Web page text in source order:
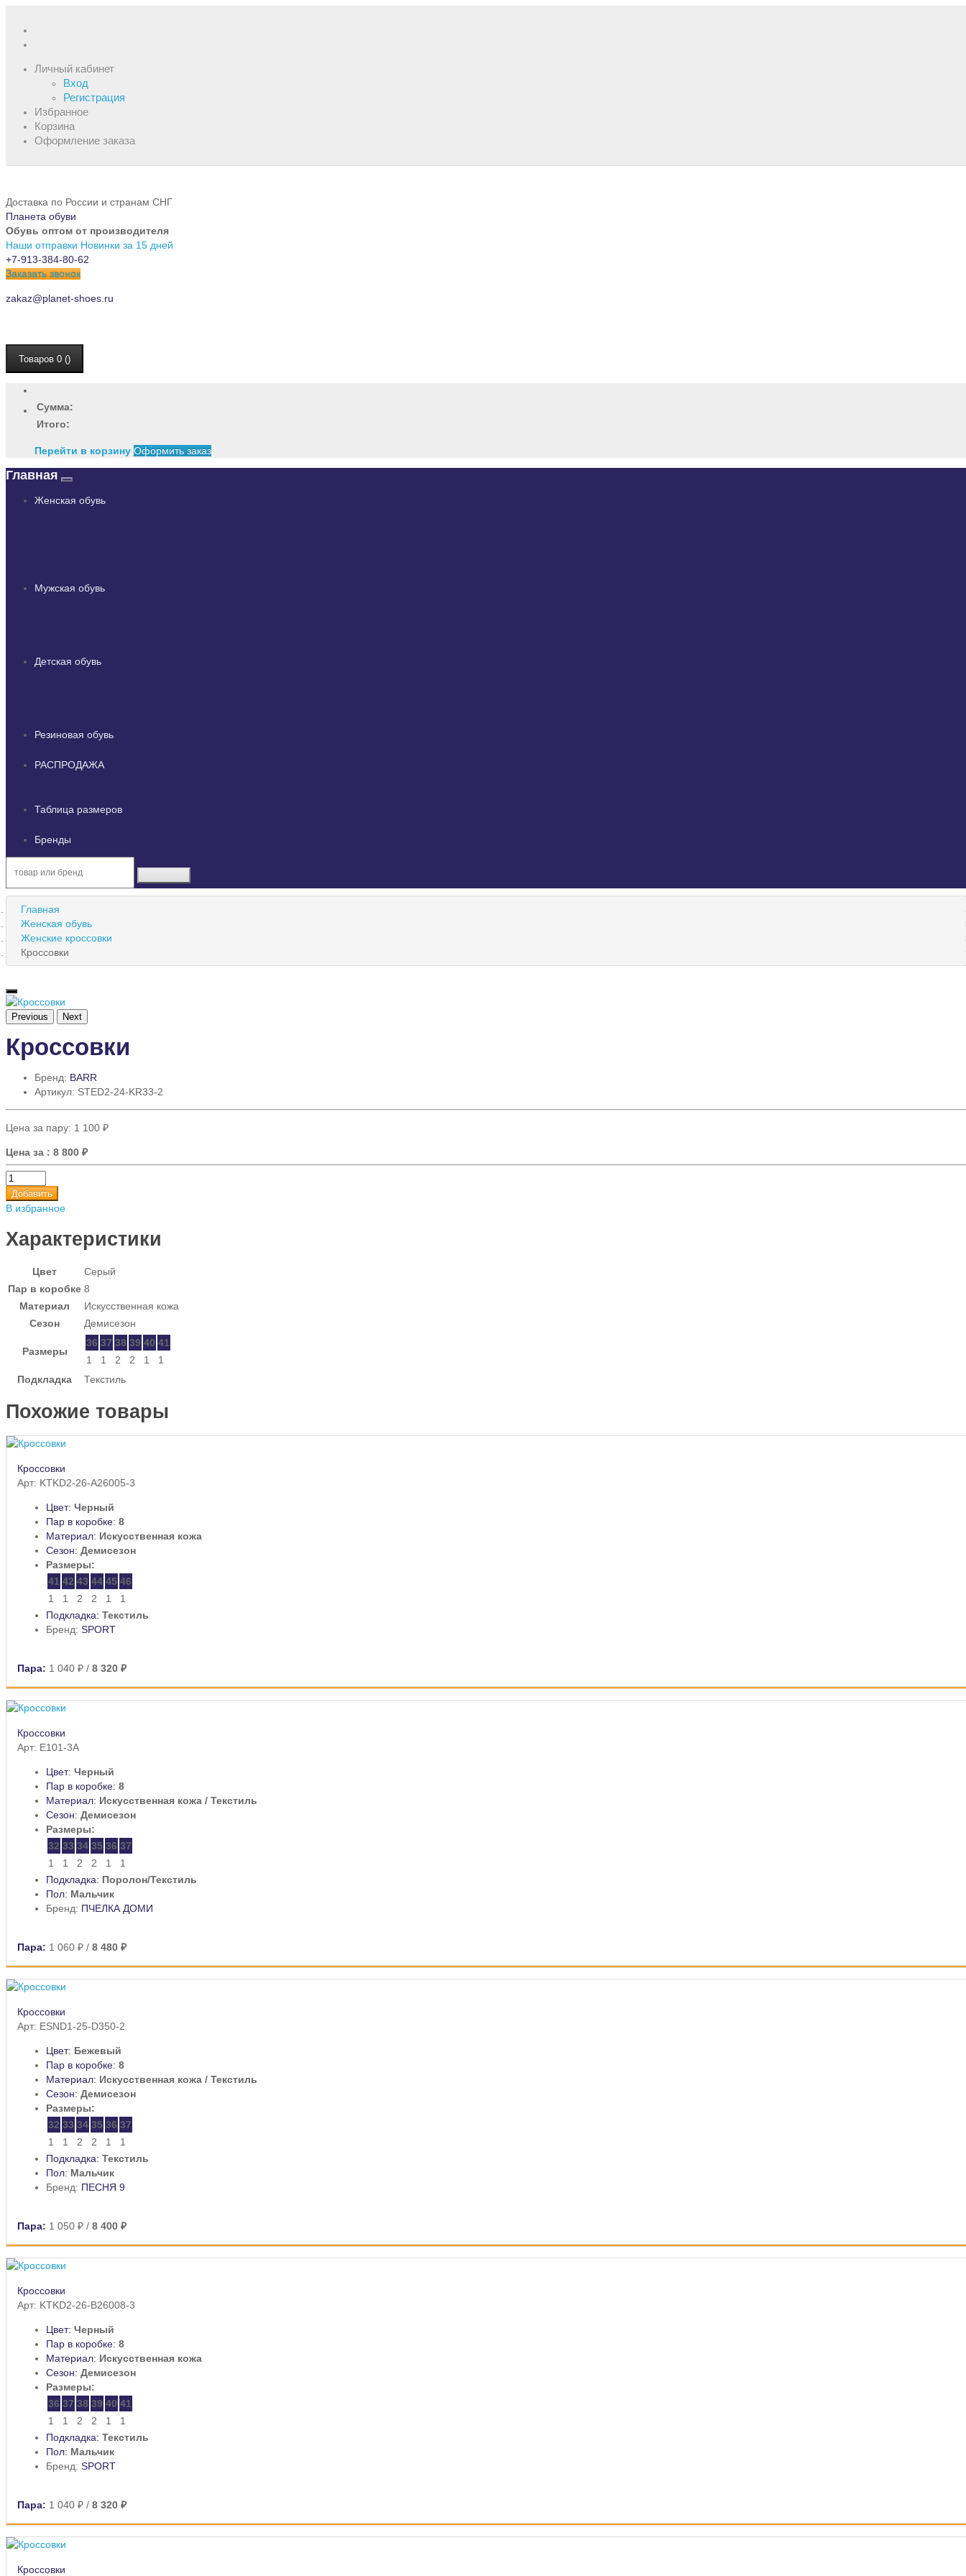
Личный кабинет
Вход
Регистрация
Избранное
Корзина
Оформление заказа
Доставка по России и странам СНГ
Планета обуви
Обувь оптом от производителя
Наши отправки Новинки за 15 дней
+7-913-384-80-62
Заказать звонок
zakaz@planet-shoes.ru
Товаров 0 ()
Сумма:
Итого:
Перейти в корзину Оформить заказ
Главная
Женская обувь
Мужская обувь
Детская обувь
Резиновая обувь
РАСПРОДАЖА
Таблица размеров
Бренды
Главная
Женская обувь
Женские кроссовки
Кроссовки
Previous Next
Кроссовки
Бренд: BARR
Артикул: STED2-24-KR33-2
Цена за пару: 1 100 ₽
Цена за : 8 800 ₽
Добавить
В избранное
Характеристики
Цвет
Серый
Пар в коробке 8
Материал
Искусственная кожа
Сезон
Демисезон
Размеры
36 37 38 39 40 41
1
1 2 2 1
1
Подкладка
Текстиль
Похожие товары
Кроссовки
Арт: KTKD2-26-A26005-3
Цвет: Черный
Пар в коробке: 8
Материал: Искусственная кожа
Сезон: Демисезон
Размеры:
41 42 43 44 45 46
1
1 2 2 1
1
Подкладка: Текстиль
Бренд: SPORT
Пара: 1 040 ₽ / 8 320 ₽
Кроссовки
Арт: E101-3A
Цвет: Черный
Пар в коробке: 8
Материал: Искусственная кожа / Текстиль
Сезон: Демисезон
Размеры:
32 33 34 35 36 37
1
1 2 2 1
1
Подкладка: Поролон/Текстиль
Пол: Мальчик
Бренд: ПЧЕЛКА ДОМИ
Пара: 1 060 ₽ / 8 480 ₽
Кроссовки
Арт: ESND1-25-D350-2
Цвет: Бежевый
Пар в коробке: 8
Материал: Искусственная кожа / Текстиль
Сезон: Демисезон
Размеры:
32 33 34 35 36 37
1
1 2 2 1
1
Подкладка: Текстиль
Пол: Мальчик
Бренд: ПЕСНЯ 9
Пара: 1 050 ₽ / 8 400 ₽
Кроссовки
Арт: KTKD2-26-B26008-3
Цвет: Черный
Пар в коробке: 8
Материал: Искусственная кожа
Сезон: Демисезон
Размеры:
36 37 38 39 40 41
1
1 2 2 1
1
Подкладка: Текстиль
Пол: Мальчик
Бренд: SPORT
Пара: 1 040 ₽ / 8 320 ₽
Кроссовки